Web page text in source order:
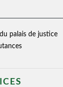
palais de justice